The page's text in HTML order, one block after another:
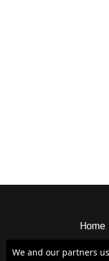
Home
We and our partners